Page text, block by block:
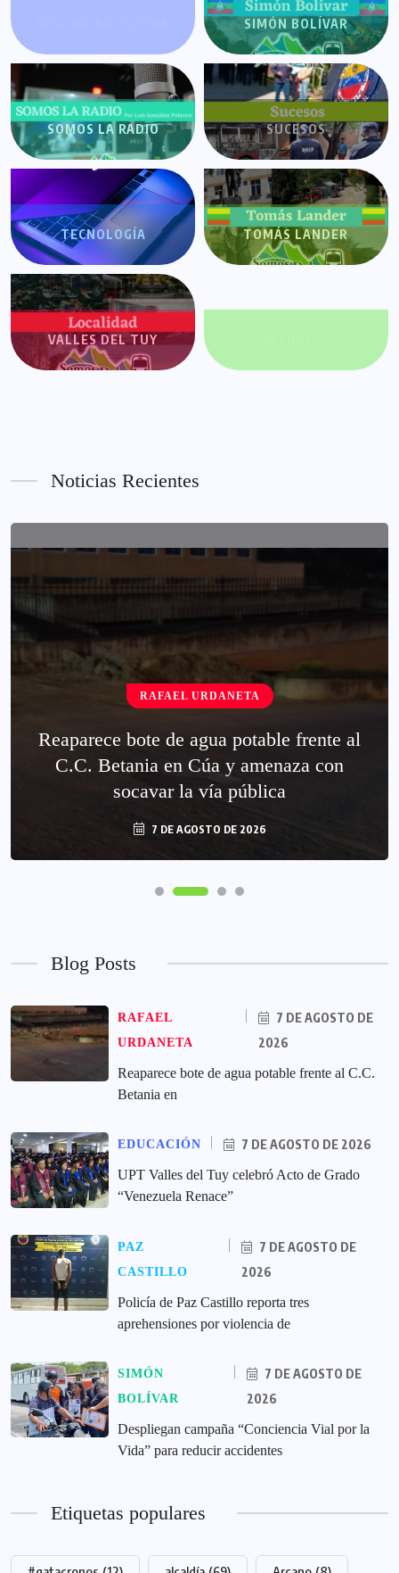
SIMÓN BOLÍVAR
SOMOS LA RADIO SUCESOS
TECNOLOGÍA TOMÁS LANDER
VALLES DEL TUY
Noticias Recientes
RAFAEL URDANETA
Reaparece bote de agua potable frente al
C.C. Betania en Cúa y amenaza con
socavar la vía pública
7 DE AGOSTO DE 2026
Blog Posts
RAFAEL
URDANETA
7 DE AGOSTO DE
2026
Reaparece bote de agua potable frente al C.C.
Betania en
EDUCACIÓN
7 DE AGOSTO DE 2026
UPT Valles del Tuy celebró Acto de Grado
“Venezuela Renace”
PAZ
CASTILLO
7 DE AGOSTO DE
2026
‎Policía de Paz Castillo reporta tres
aprehensiones por violencia de
SIMÓN
BOLÍVAR
7 DE AGOSTO DE
2026
‎Despliegan campaña “Conciencia Vial por la
Vida” para reducir accidentes
Etiquetas populares